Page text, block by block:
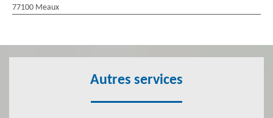
77100 Meaux
Autres services